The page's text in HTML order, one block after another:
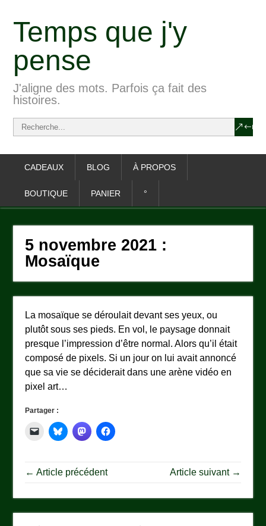
Temps que j'y
pense
J'aligne des mots. Parfois ça fait des
histoires.
CADEAUX BLOG À PROPOS
BOUTIQUE PANIER °
5 novembre 2021 :
Mosaïque
La mosaïque se déroulait devant ses yeux, ou
plutôt sous ses pieds. En vol, le paysage donnait
presque l’impression d’être normal. Alors qu’il était
composé de pixels. Si un jour on lui avait annoncé
que sa vie se déciderait dans une arène vidéo en
pixel art…
Partager :
← Article précédent Article suivant →